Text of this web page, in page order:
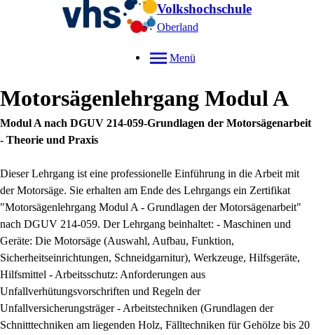
Volkshochschule
Oberland
Menü
Motorsägenlehrgang Modul A
Modul A nach DGUV 214-059-Grundlagen der Motorsägenarbeit
- Theorie und Praxis
Dieser Lehrgang ist eine professionelle Einführung in die Arbeit mit
der Motorsäge. Sie erhalten am Ende des Lehrgangs ein Zertifikat
"Motorsägenlehrgang Modul A - Grundlagen der Motorsägenarbeit"
nach DGUV 214-059. Der Lehrgang beinhaltet: - Maschinen und
Geräte: Die Motorsäge (Auswahl, Aufbau, Funktion,
Sicherheitseinrichtungen, Schneidgarnitur), Werkzeuge, Hilfsgeräte,
Hilfsmittel - Arbeitsschutz: Anforderungen aus
Unfallverhütungsvorschriften und Regeln der
Unfallversicherungsträger - Arbeitstechniken (Grundlagen der
Schnitttechniken am liegenden Holz, Fälltechniken für Gehölze bis 20